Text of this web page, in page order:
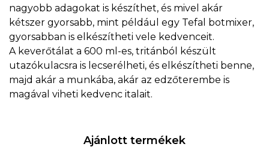
nagyobb adagokat is készíthet, és mivel akár
kétszer gyorsabb, mint például egy Tefal botmixer,
gyorsabban is elkészítheti vele kedvenceit.
A keverőtálat a 600 ml-es, tritánból készült
utazókulacsra is lecserélheti, és elkészítheti benne,
majd akár a munkába, akár az edzőterembe is
magával viheti kedvenc italait.
Ajánlott termékek